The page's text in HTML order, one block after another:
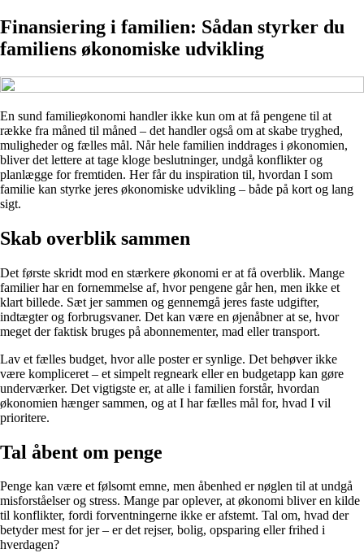
Finansiering i familien: Sådan styrker du
familiens økonomiske udvikling
En sund familieøkonomi handler ikke kun om at få pengene til at
række fra måned til måned – det handler også om at skabe tryghed,
muligheder og fælles mål. Når hele familien inddrages i økonomien,
bliver det lettere at tage kloge beslutninger, undgå konflikter og
planlægge for fremtiden. Her får du inspiration til, hvordan I som
familie kan styrke jeres økonomiske udvikling – både på kort og lang
sigt.
Skab overblik sammen
Det første skridt mod en stærkere økonomi er at få overblik. Mange
familier har en fornemmelse af, hvor pengene går hen, men ikke et
klart billede. Sæt jer sammen og gennemgå jeres faste udgifter,
indtægter og forbrugsvaner. Det kan være en øjenåbner at se, hvor
meget der faktisk bruges på abonnementer, mad eller transport.
Lav et fælles budget, hvor alle poster er synlige. Det behøver ikke
være kompliceret – et simpelt regneark eller en budgetapp kan gøre
underværker. Det vigtigste er, at alle i familien forstår, hvordan
økonomien hænger sammen, og at I har fælles mål for, hvad I vil
prioritere.
Tal åbent om penge
Penge kan være et følsomt emne, men åbenhed er nøglen til at undgå
misforståelser og stress. Mange par oplever, at økonomi bliver en kilde
til konflikter, fordi forventningerne ikke er afstemt. Tal om, hvad der
betyder mest for jer – er det rejser, bolig, opsparing eller frihed i
hverdagen?